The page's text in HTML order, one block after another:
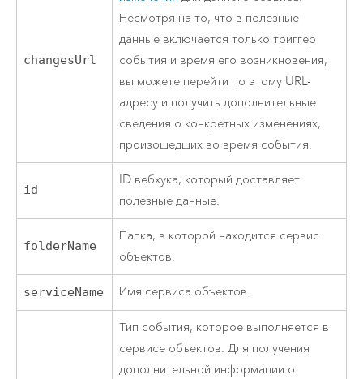
changesUrl
Несмотря на то, что в полезные
данные включается только триггер
события и время его возникновения,
вы можете перейти по этому URL-
адресу и получить дополнительные
сведения о конкретных изменениях,
произошедших во время события.
id
ID вебхука, который доставляет
полезные данные.
folderName
Папка, в которой находится сервис
объектов.
serviceName Имя сервиса объектов.
Тип события, которое выполняется в
сервисе объектов. Для получения
дополнительной информации о